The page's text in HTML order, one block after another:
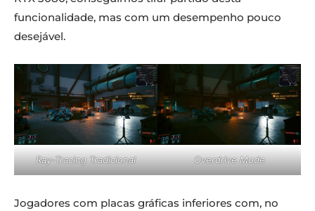
funcionalidade, mas com um desempenho pouco
desejável.
Ray-Tracing Tradicional Overdrive Mode
Jogadores com placas gráficas inferiores com, no